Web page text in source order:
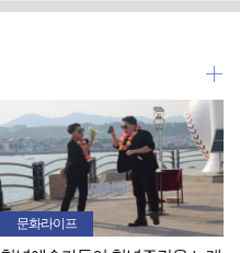
문화라이프